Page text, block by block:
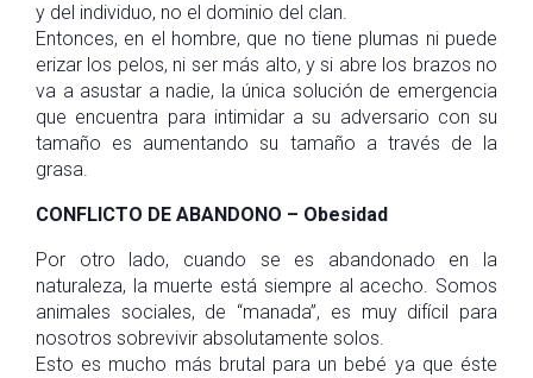
y del individuo, no el dominio del clan.
Entonces, en el hombre, que no tiene plumas ni puede
erizar los pelos, ni ser más alto, y si abre los brazos no
va a asustar a nadie, la única solución de emergencia
que encuentra para intimidar a su adversario con su
tamaño es aumentando su tamaño a través de la
grasa.
CONFLICTO DE ABANDONO – Obesidad
Por otro lado, cuando se es abandonado en la
naturaleza, la muerte está siempre al acecho. Somos
animales sociales, de “manada”, es muy difícil para
nosotros sobrevivir absolutamente solos.
Esto es mucho más brutal para un bebé ya que éste